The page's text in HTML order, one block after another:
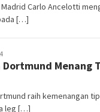
Madrid Carlo Ancelotti
[…]
Menang
raih kemenangan
leg […]